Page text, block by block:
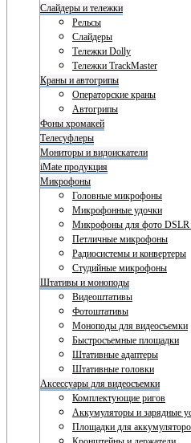
Слайдеры и тележки
Рельсы
Слайдеры
Тележки Dolly
Тележки TrackMaster
Краны и автогрипы
Операторские краны
Автогрипы
Фоны хромакей
Телесуфлеры
Мониторы и видоискатели
iMate продукция
Микрофоны
Головные микрофоны
Микрофонные удочки
Микрофоны для фото DSLR
Петличные микрофоны
Радиосистемы и конвертеры
Студийные микрофоны
Штативы и моноподы
Видеоштативы
Фотоштативы
Моноподы для видеосъемки
Быстросъемные площадки
Штативные адаптеры
Штативные головки
Аксессуары для видеосъемки
Комплектующие ригов
Аккумуляторы и зарядные
Площадки для